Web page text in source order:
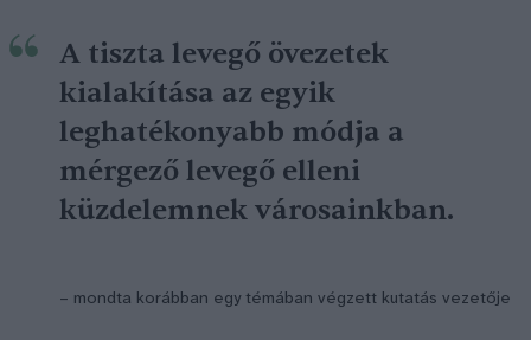
A tiszta levegő övezetek
kialakítása az egyik
leghatékonyabb módja a
mérgező levegő elleni
küzdelemnek városainkban.
– mondta korábban egy témában végzett kutatás vezetője